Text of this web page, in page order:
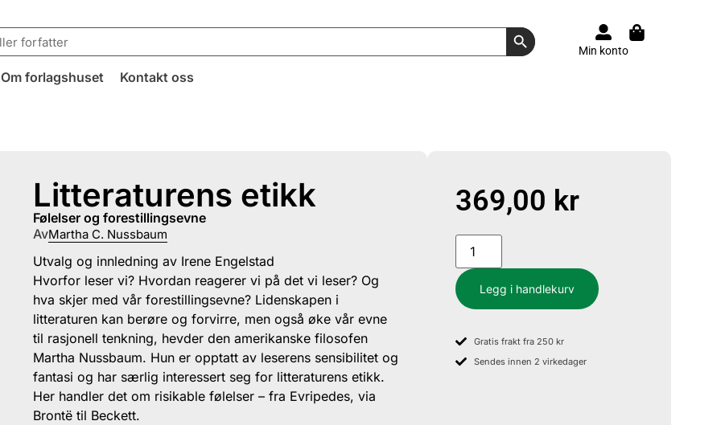
Search Button
Min konto
Om forlagshuset Kontakt oss
Litteraturens etikk
følelser og forestillingsevne
AvMartha C. Nussbaum
Utvalg og innledning av Irene Engelstad
Hvorfor leser vi? Hvordan reagerer vi på det vi leser? Og
hva skjer med vår forestillingsevne? Lidenskapen i
litteraturen kan berøre og forvirre, men også øke vår evne
til rasjonell tenkning, hevder den amerikanske filosofen
Martha Nussbaum. Hun er opptatt av leserens sensibilitet og
fantasi og har særlig interessert seg for litteraturens etikk.
Her handler det om risikable følelser – fra Evripedes, via
Brontë til Beckett.
369,00 kr
Legg i handlekurv
Gratis frakt fra 250 kr
Sendes innen 2 virkedager